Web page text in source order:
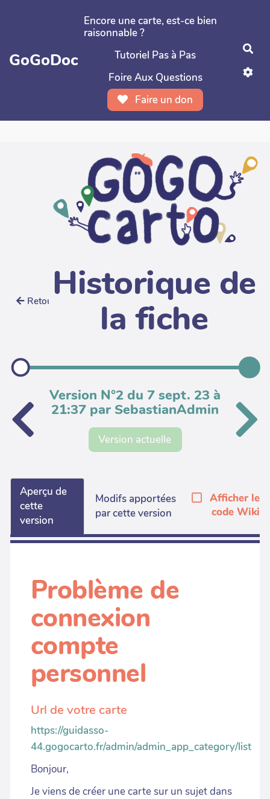
Aller au contenu principal
GoGoDoc
Encore une carte, est-ce bien
raisonnable ?
Tutoriel Pas à Pas
Foire Aux Questions
Faire un don
Retour Historique de
la fiche
Version N°2 du 7 sept. 23 à
21:37 par SebastianAdmin
Version actuelle
Aperçu de
cette
version
Modifs apportées
par cette version
Afficher le
code Wiki
Problème de
connexion
compte
personnel
Url de votre carte
https://guidasso-
44.gogocarto.fr/admin/admin_app_category/list
Bonjour,
Je viens de créer une carte sur un sujet dans